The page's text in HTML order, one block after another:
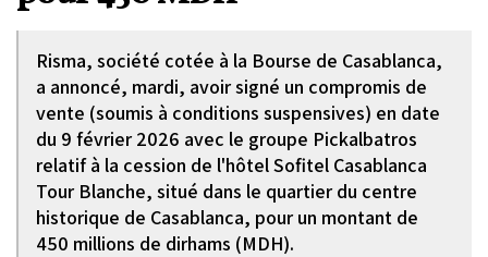
Risma, société cotée à la Bourse de Casablanca,
a annoncé, mardi, avoir signé un compromis de
vente (soumis à conditions suspensives) en date
du 9 février 2026 avec le groupe Pickalbatros
relatif à la cession de l'hôtel Sofitel Casablanca
Tour Blanche, situé dans le quartier du centre
historique de Casablanca, pour un montant de
450 millions de dirhams (MDH).